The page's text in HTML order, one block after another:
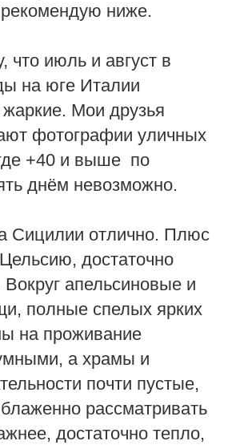
ниже.
что июль и август в
на юге Италии
Мои друзья
фотографии уличных
+40 и выше по
днём невозможно.
Сицилии отлично. Плюс
достаточно
Вокруг апельсиновые и
полные спелых ярких
на проживание
а храмы и
почти пустые,
рассматривать
достаточно тепло,